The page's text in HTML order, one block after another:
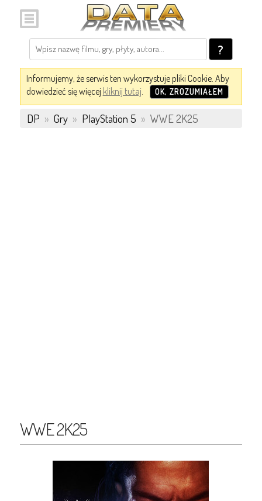
?
Informujemy, że serwis ten wykorzystuje pliki Cookie. Aby
dowiedzieć się więcej kliknij tutaj. OK, ZROZUMIAŁEM
DP » Gry » PlayStation 5 » WWE 2K25
WWE 2K25